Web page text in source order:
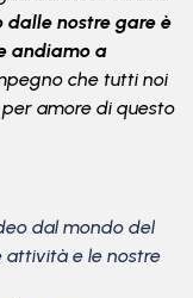
dalle nostre gare è
andiamo a
che tutti noi
amore di questo
dal mondo del
attività e le nostre